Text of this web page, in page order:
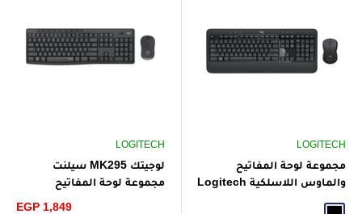
LOGITECH
مجموعة لوحة المفاتيح
والماوس اللاسلكية Logitech
LOGITECH
لوجيتك MK295 سيلنت
مجموعة لوحة المفاتيح
سعر
EGP 1,849